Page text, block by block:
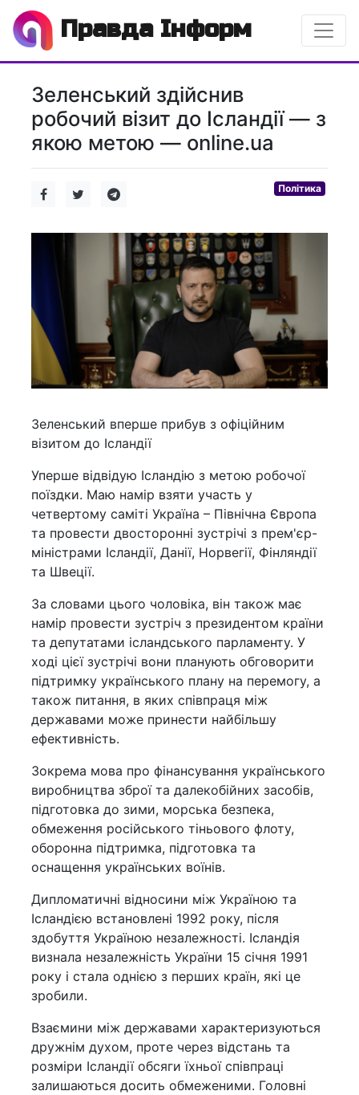
Правда Інформ
Зеленський здійснив
робочий візит до Ісландії — з
якою метою — online.ua
Політика
Зеленський вперше прибув з офіційним
візитом до Ісландії
Уперше відвідую Ісландію з метою робочої
поїздки. Маю намір взяти участь у
четвертому саміті Україна – Північна Європа
та провести двосторонні зустрічі з прем'єр-
міністрами Ісландії, Данії, Норвегії, Фінляндії
та Швеції.
За словами цього чоловіка, він також має
намір провести зустріч з президентом країни
та депутатами ісландського парламенту. У
ході цієї зустрічі вони планують обговорити
підтримку українського плану на перемогу, а
також питання, в яких співпраця між
державами може принести найбільшу
ефективність.
Зокрема мова про фінансування українського
виробництва зброї та далекобійних засобів,
підготовка до зими, морська безпека,
обмеження російського тіньового флоту,
оборонна підтримка, підготовка та
оснащення українських воїнів.
Дипломатичні відносини між Україною та
Ісландією встановлені 1992 року, після
здобуття Україною незалежності. Ісландія
визнала незалежність України 15 січня 1991
року і стала однією з перших країн, які це
зробили.
Взаємини між державами характеризуються
дружнім духом, проте через відстань та
розміри Ісландії обсяги їхньої співпраці
залишаються досить обмеженими. Головні